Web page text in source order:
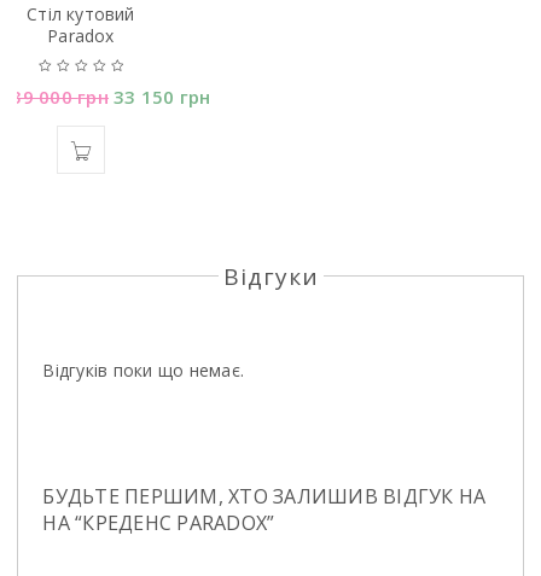
Стiл кутовий
Paradox
39 000грн 33 150 грн
Відгуки
Відгуків поки що немає.
БУДЬТЕ ПЕРШИМ, ХТО ЗАЛИШИВ ВІДГУК НА
НА “КРЕДЕНС PARADOX”